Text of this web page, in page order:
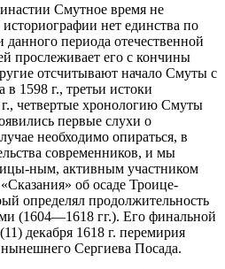
Смутное время не
нет единства по
периода отечественной
прослеживает его с кончины
отсчитывают начало Смуты с
1598 г., третьи истоки
г., четвертые хронологию Смуты
первые слухи о
необходимо опираться, в
современников, и мы
ным, активным участником
об осаде Троице-
определял продолжительность
(1604—1618 гг.). Его финальной
декабря 1618 г. перемирия
Сергиева Посада.